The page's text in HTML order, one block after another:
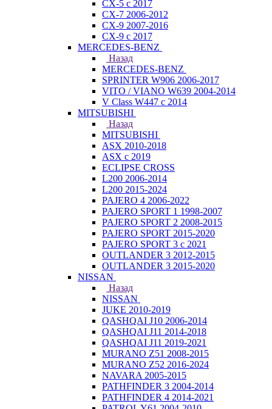
CX-5 с 2017
CX-7 2006-2012
CX-9 2007-2016
CX-9 с 2017
MERCEDES-BENZ
Назад
MERCEDES-BENZ
SPRINTER W906 2006-2017
VITO / VIANO W639 2004-2014
V Class W447 с 2014
MITSUBISHI
Назад
MITSUBISHI
ASX 2010-2018
ASX с 2019
ECLIPSE CROSS
L200 2006-2014
L200 2015-2024
PAJERO 4 2006-2022
PAJERO SPORT 1 1998-2007
PAJERO SPORT 2 2008-2015
PAJERO SPORT 2015-2020
PAJERO SPORT 3 с 2021
OUTLANDER 3 2012-2015
OUTLANDER 3 2015-2020
NISSAN
Назад
NISSAN
JUKE 2010-2019
QASHQAI J10 2006-2014
QASHQAI J11 2014-2018
QASHQAI J11 2019-2021
MURANO Z51 2008-2015
MURANO Z52 2016-2024
NAVARA 2005-2015
PATHFINDER 3 2004-2014
PATHFINDER 4 2014-2021